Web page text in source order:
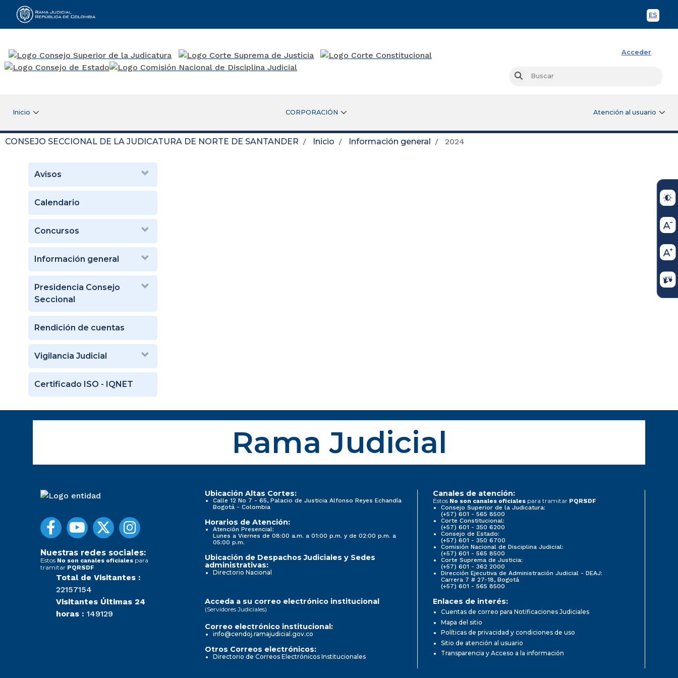
ES
Rama Judicial
Acceder
Buscar
Inicio CORPORACIÓN Atención al usuario
CONSEJO SECCIONAL DE LA JUDICATURA DE NORTE DE SANTANDER Inicio Información general 2024
Avisos
Calendario
Concursos
Información general
Presidencia Consejo
Seccional
Rendición de cuentas
Vigilancia Judicial
Certificado ISO - IQNET
Rama Judicial
Nuestras redes sociales:
Estos No son canales oficiales para
tramitar PQRSDF
Total de Visitantes :
22157154
Visitantes Últimas 24
horas : 149129
Ubicación Altas Cortes:
Calle 12 No 7 - 65, Palacio de Justicia Alfonso Reyes Echandía
Bogotá - Colombia
Horarios de Atención:
Atención Presencial:
Lunes a Viernes de 08:00 a.m. a 01:00 p.m. y de 02:00 p.m. a
05:00 p.m.
Ubicación de Despachos Judiciales y Sedes
administrativas:
Directorio Nacional
Canales de atención:
Estos No son canales oficiales para tramitar PQRSDF
Consejo Superior de la Judicatura:
(+57) 601 - 565 8500
Corte Constitucional:
(+57) 601 - 350 6200
Consejo de Estado:
(+57) 601 - 350 6700
Comisión Nacional de Disciplina Judicial:
(+57) 601 - 565 8500
Corte Suprema de Justicia:
(+57) 601 - 362 2000
Dirección Ejecutiva de Administración Judicial - DEAJ:
Carrera 7 # 27-18, Bogotá
(+57) 601 - 565 8500
Acceda a su correo electrónico institucional
(Servidores Judiciales)
Correo electrónico institucional:
info@cendoj.ramajudicial.gov.co
Otros Correos electrónicos:
Directorio de Correos Electrónicos Institucionales
Enlaces de interés:
Cuentas de correo para Notificaciones Judiciales
Mapa del sitio
Políticas de privacidad y condiciones de uso
Sitio de atención al usuario
Transparencia y Acceso a la información